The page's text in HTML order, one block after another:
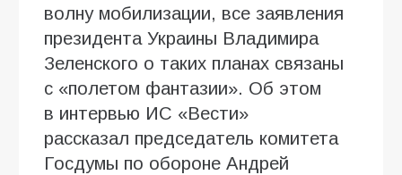
волну мобилизации, все заявления
президента Украины Владимира
Зеленского о таких планах связаны
с «полетом фантазии». Об этом
в интервью ИC «Вести»
рассказал председатель комитета
Госдумы по обороне Андрей